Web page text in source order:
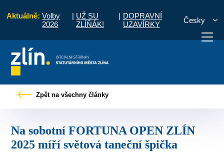
Aktuálně: Volby
2026
| UŽ SU
ZLÍŇÁK!
| DOPRAVNÍ
UZAVÍRKY
Česky
vyřídit Potřebuji zaplatit
Zpět na všechny články
Na sobotní FORTUNA OPEN ZLÍN
2025 míří světová taneční špička